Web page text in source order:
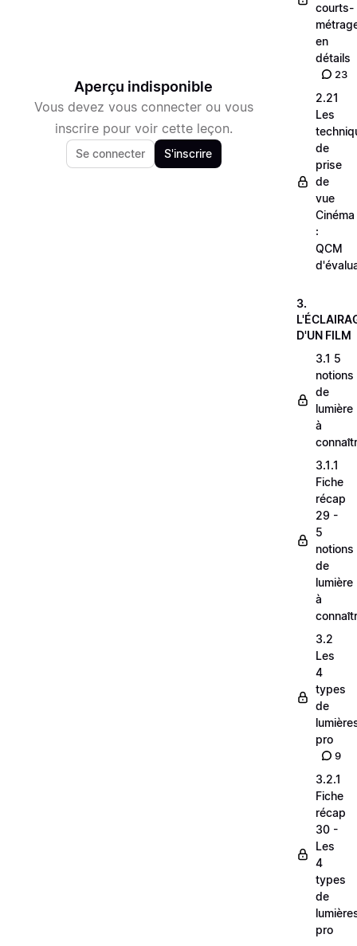
Aperçu indisponible
Vous devez vous connecter ou vous
inscrire pour voir cette leçon.
Se connecter S'inscrire
courts-
en
détails
23
2.21
Les
de
prise
de
vue
Cinéma
:
QCM
3.
D'UN FILM
3.1 5
notions
de
lumière
à
3.1.1
Fiche
récap
29 -
5
notions
de
lumière
à
3.2
Les
4
types
de
pro
9
3.2.1
Fiche
récap
30 -
Les
4
types
de
pro